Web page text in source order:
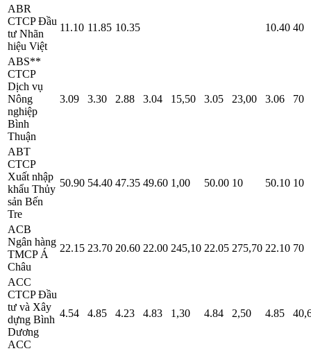
ABR
CTCP Đầu
tư Nhãn
hiệu Việt
11.10 11.85 10.35 10.40 40
ABS**
CTCP
Dịch vụ
Nông
nghiệp
Bình
Thuận
3.09 3.30 2.88 3.04 15,50 3.05 23,00 3.06 70
ABT
CTCP
Xuất nhập
khẩu Thủy
sản Bến
Tre
50.90 54.40 47.35 49.60 1,00 50.00 10 50.10 10
ACB
Ngân hàng
TMCP Á
Châu
22.15 23.70 20.60 22.00 245,10 22.05 275,70 22.10 70
ACC
CTCP Đầu
tư và Xây
dựng Bình
Dương
ACC
4.54 4.85 4.23 4.83 1,30 4.84 2,50 4.85